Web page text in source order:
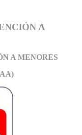
A
A MENORES